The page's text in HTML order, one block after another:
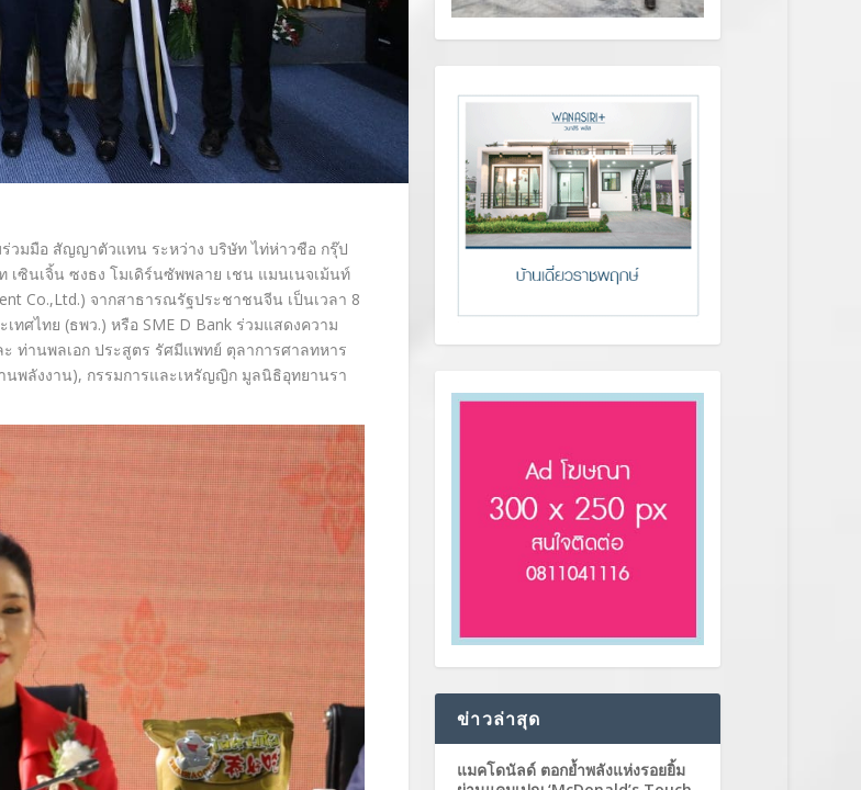
วมมือ สัญญาตัวแทน ระหว่าง บริษัท ไท่ห่าวชือ กรุ๊ป
เซินเจิ้น ซงธง โมเดิร์นซัพพลาย เชน แมนเนจเม้นท์
Co.,Ltd.) จากสาธารณรัฐประชาชนจีน เป็นเวลา 8
ศไทย (ธพว.) หรือ SME D Bank ร่วมแสดงความ
ท่านพลเอก ประสูตร รัศมีแพทย์ ตุลาการศาลทหาร
พลังงาน), กรรมการและเหรัญญิก มูลนิธิอุทยานรา
ข่าวล่าสุด
แมคโดนัลด์ ตอกย้ำพลังแห่งรอยยิ้ม